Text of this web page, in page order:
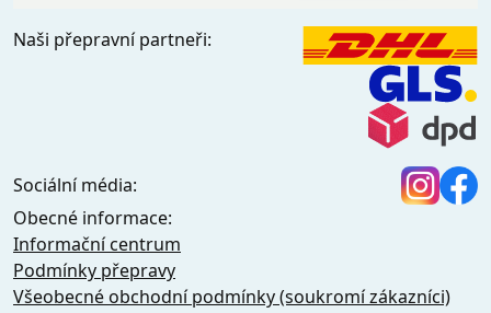
Naši přepravní partneři:
Sociální média:
Obecné informace:
Informační centrum
Podmínky přepravy
Všeobecné obchodní podmínky (soukromí zákazníci)